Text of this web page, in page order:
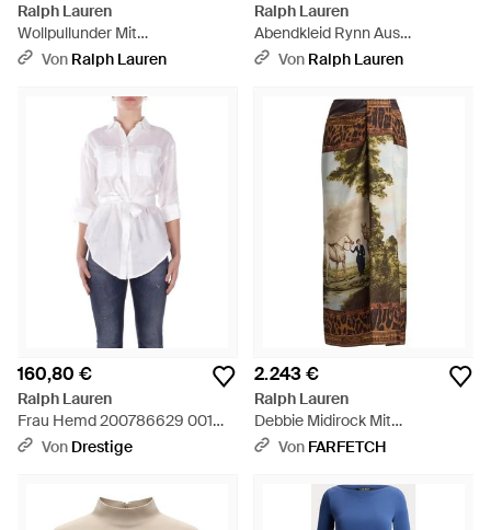
Ralph Lauren
Wollpullunder Mit
Ziegenwildleder - Grün
Von Ralph Lauren
Ralph Lauren
Abendkleid Rynn Aus
Duchesse-Seidensatin -
Von Ralph Lauren
160,80 €
Ralph Lauren
Frau Hemd 200786629 001
Chadwick Lange Armel Hemd
Von Drestige
2.243 €
Ralph Lauren
Debbie Midirock Mit
Landschafts-Print - Natur
Von FARFETCH